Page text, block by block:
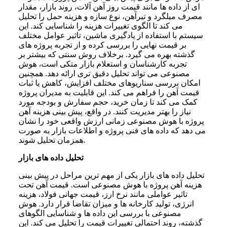
ای از داده ها مانند قیمت روز آهن آلات، روند بازار، مقدار
مصرف میلگرد و تیرآهن، نوع سازه و هزینه حمل را تحلیل
می کند تا الگوی تغییرات هزینه را شناسایی کند. این
سیستم با استفاده از یادگیری ماشین، تاثیر عوامل مختلف
بر قیمت نهایی را بررسی کرده و از تجربه پروژه های
گذشته بهره می گیرد. برخلاف روش سنتی که بیشتر بر
تجربه کارشناسان و استعلام بازار متکی است، هوش
مصنوعی می تواند تحلیل دقیق تری ارائه دهد. همچنین
امکان بررسی سناریوهای مختلف افزایش، کاهش یا ثبات
قیمت آهن را فراهم می کند. این قابلیت به مدیران پروژه
کمک می کند تا زمان خرید، حجم سفارش و بودجه مورد
نیاز را بهتر مدیریت کنند. در واقع، پیش‌ بینی هزینه آهن
پروژه با هوش مصنوعی زمانی ارزش واقعی خود را نشان
می دهد که داده های فنی پروژه و اطلاعات بازار به صورت
همزمان تحلیل شوند.
تحلیل داده های بازار
تحلیل داده های بازار یکی از مهم ترین مراحل در پیش بینی
هزینه آهن پروژه با هوش مصنوعی است. قیمت آهن تحت
تاثیر عواملی مانند نرخ ارز، قیمت جهانی فولاد، هزینه
انرژی، تولید کارخانه ها و میزان تقاضا قرار دارد. هوش
مصنوعی با بررسی این داده ها و شناسایی الگوهای
گذشته، روند احتمالی تغییرات قیمت را تحلیل می کند. این